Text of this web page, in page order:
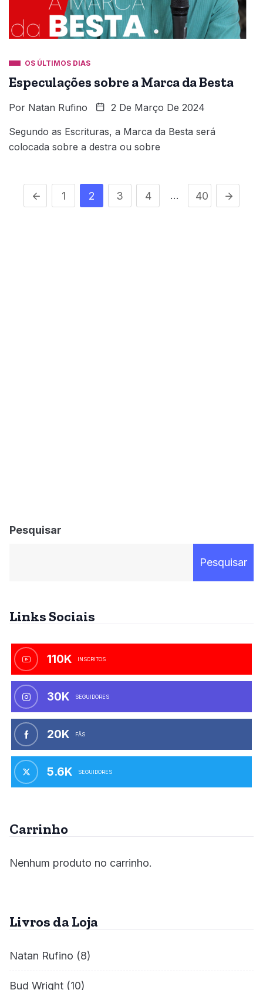
OS ÚLTIMOS DIAS
Especulações sobre a Marca da Besta
Por Natan Rufino 2 De Março De 2024
Segundo as Escrituras, a Marca da Besta será
colocada sobre a destra ou sobre
1 2 3 4 … 40
Pesquisar
Pesquisar
Links Sociais
110K INSCRITOS
30K SEGUIDORES
20K FÃS
5.6K SEGUIDORES
Carrinho
Nenhum produto no carrinho.
Livros da Loja
Natan Rufino (8)
Bud Wright (10)